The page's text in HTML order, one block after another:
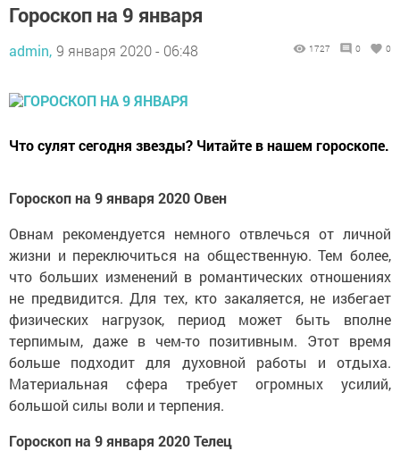
Гороскоп на 9 января
admin, 9 января 2020 - 06:48 1727 0 0
Что сулят сегодня звезды? Читайте в нашем гороскопе.
Гороскоп на 9 января 2020 Овен
Овнам рекомендуется немного отвлечься от личной
жизни и переключиться на общественную. Тем более,
что больших изменений в романтических отношениях
не предвидится. Для тех, кто закаляется, не избегает
физических нагрузок, период может быть вполне
терпимым, даже в чем-то позитивным. Этот время
больше подходит для духовной работы и отдыха.
Материальная сфера требует огромных усилий,
большой силы воли и терпения.
Гороскоп на 9 января 2020 Телец